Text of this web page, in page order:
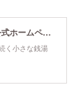
鏡石湯（かがみいしゆ）【公式ホームページ】
く小さな銭湯